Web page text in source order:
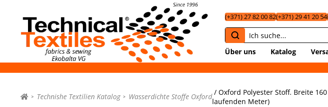
(+371) 27 82 00 82(+371) 29 41 20 54
Über uns Katalog
Technishe Textilien Katalog Wasserdichte Stoffe Oxford/ Oxford Polyester Stoff. Breite
laufenden Meter)